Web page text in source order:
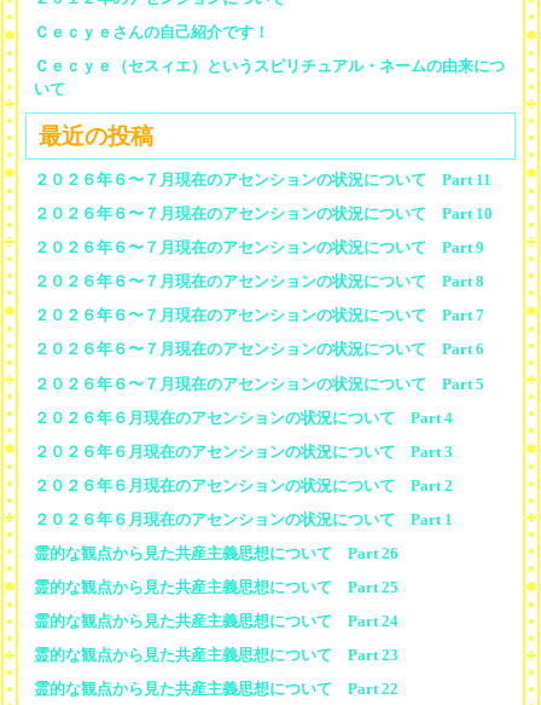
Ｃｅｃｙｅさんの自己紹介です！
Ｃｅｃｙｅ（セスィエ）というスピリチュアル・ネームの由来につ
いて
最近の投稿
２０２６年６〜７月現在のアセンションの状況について Part 11
２０２６年６〜７月現在のアセンションの状況について Part 10
２０２６年６〜７月現在のアセンションの状況について Part 9
２０２６年６〜７月現在のアセンションの状況について Part 8
２０２６年６〜７月現在のアセンションの状況について Part 7
２０２６年６〜７月現在のアセンションの状況について Part 6
２０２６年６〜７月現在のアセンションの状況について Part 5
２０２６年６月現在のアセンションの状況について Part 4
２０２６年６月現在のアセンションの状況について Part 3
２０２６年６月現在のアセンションの状況について Part 2
２０２６年６月現在のアセンションの状況について Part 1
霊的な観点から見た共産主義思想について Part 26
霊的な観点から見た共産主義思想について Part 25
霊的な観点から見た共産主義思想について Part 24
霊的な観点から見た共産主義思想について Part 23
霊的な観点から見た共産主義思想について Part 22